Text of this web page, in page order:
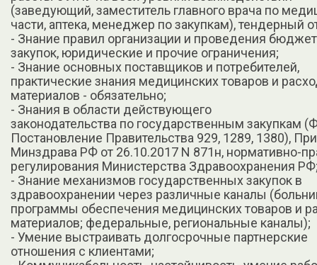
(заведующий, заместитель главного врача по
части, аптека, менеджер по закупкам), тендерный
- Знание правил организации и проведения
закупок, юридические и прочие ограничения;
- Знание основных поставщиков и потребителей,
практические знания медицинских товаров и
материалов - обязательно;
- Знания в области действующего
законодательства по государственным закупкам
Постановление Правительства 929, 1289, 1380),
Минздрава РФ от 26.10.2017 N 871н, нормативно-
регулирования Министерства Здравоохранения
- Знание механизмов государственных закупок в
здравоохранении через различные каналы
программы обеспечения медицинских товаров и
материалов; федеральные, региональные каналы);
- Умение выстраивать долгосрочные партнерские
отношения с клиентами;